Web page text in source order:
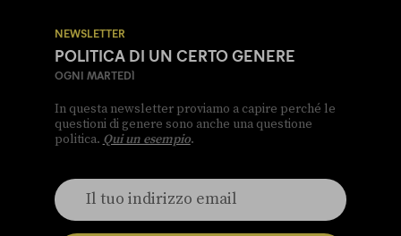
NEWSLETTER
POLITICA DI UN CERTO GENERE
OGNI MARTEDÌ
In questa newsletter proviamo a capire perché le
questioni di genere sono anche una questione
politica. Qui un esempio.